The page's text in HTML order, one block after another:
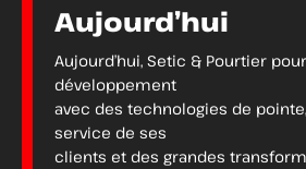
Aujourd’hui
Aujourd’hui, Setic & Pourtier
développement
avec des technologies de
service de ses
clients et des grandes